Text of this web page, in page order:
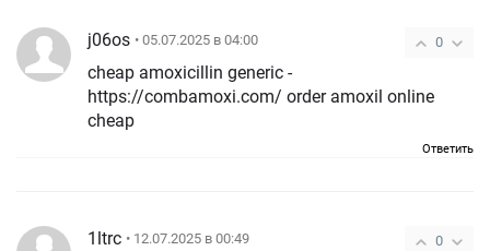
0
j06os • 05.07.2025 в 04:00
cheap amoxicillin generic -
https://combamoxi.com/ order amoxil online
cheap
Ответить
0
1ltrc • 12.07.2025 в 00:49